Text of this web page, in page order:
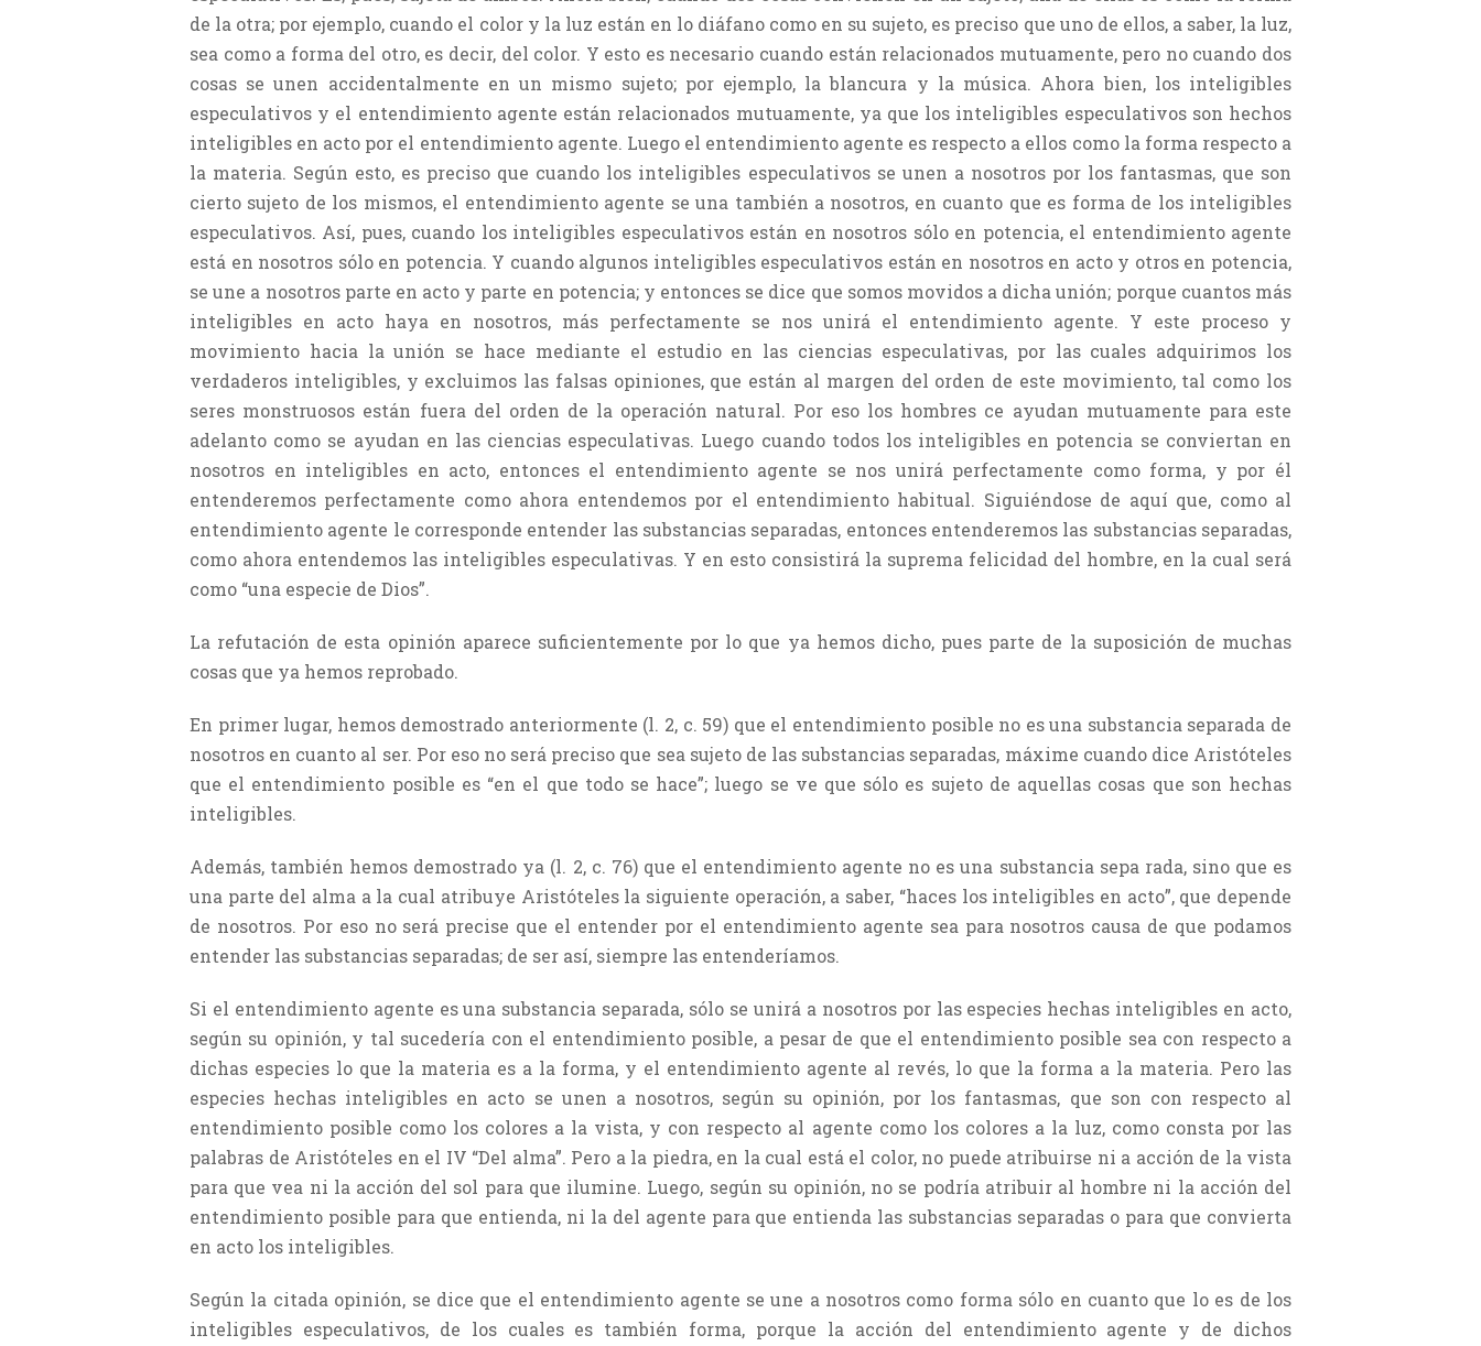
de la otra; por ejemplo, cuando el color y la luz están en lo diáfano como en su sujeto, es preciso que uno de ellos, a saber, la luz,
sea como a forma del otro, es decir, del color. Y esto es necesario cuando están relacionados mutuamente, pero no cuando dos
cosas se unen accidentalmente en un mismo sujeto; por ejemplo, la blancura y la música. Ahora bien, los inteligibles
especulativos y el entendimiento agente están relacionados mutuamente, ya que los inteligibles especulativos son hechos
inteligibles en acto por el entendimiento agente. Luego el entendimiento agente es respecto a ellos como la forma respecto a
la materia. Según esto, es preciso que cuando los inteligibles especulativos se unen a nosotros por los fantasmas, que son
cierto sujeto de los mismos, el entendimiento agente se una también a nosotros, en cuanto que es forma de los inteligibles
especulativos. Así, pues, cuando los inteligibles especulativos están en nosotros sólo en potencia, el entendimiento agente
está en nosotros sólo en potencia. Y cuando algunos inteligibles especulativos están en nosotros en acto y otros en potencia,
se une a nosotros parte en acto y parte en potencia; y entonces se dice que somos movidos a dicha unión; porque cuantos más
inteligibles en acto haya en nosotros, más perfectamente se nos unirá el entendimiento agente. Y este proceso y
movimiento hacia la unión se hace mediante el estudio en las ciencias especulativas, por las cuales adquirimos los
verdaderos inteligibles, y excluimos las falsas opiniones, que están al margen del orden de este movimiento, tal como los
seres monstruosos están fuera del orden de la operación natural. Por eso los hombres ce ayudan mutuamente para este
adelanto como se ayudan en las ciencias especulativas. Luego cuando todos los inteligibles en potencia se conviertan en
nosotros en inteligibles en acto, entonces el entendimiento agente se nos unirá perfectamente como forma, y por él
entenderemos perfectamente como ahora entendemos por el entendimiento habitual. Siguiéndose de aquí que, como al
entendimiento agente le corresponde entender las substancias separadas, entonces entenderemos las substancias separadas,
como ahora entendemos las inteligibles especulativas. Y en esto consistirá la suprema felicidad del hombre, en la cual será
como “una especie de Dios”.
La refutación de esta opinión aparece suficientemente por lo que ya hemos dicho, pues parte de la suposición de muchas
cosas que ya hemos reprobado.
En primer lugar, hemos demostrado anteriormente (l. 2, c. 59) que el entendimiento posible no es una substancia separada de
nosotros en cuanto al ser. Por eso no será preciso que sea sujeto de las substancias separadas, máxime cuando dice Aristóteles
que el entendimiento posible es “en el que todo se hace”; luego se ve que sólo es sujeto de aquellas cosas que son hechas
inteligibles.
Además, también hemos demostrado ya (l. 2, c. 76) que el entendimiento agente no es una substancia sepa rada, sino que es
una parte del alma a la cual atribuye Aristóteles la siguiente operación, a saber, “haces los inteligibles en acto”, que depende
de nosotros. Por eso no será precise que el entender por el entendimiento agente sea para nosotros causa de que podamos
entender las substancias separadas; de ser así, siempre las entenderíamos.
Si el entendimiento agente es una substancia separada, sólo se unirá a nosotros por las especies hechas inteligibles en acto,
según su opinión, y tal sucedería con el entendimiento posible, a pesar de que el entendimiento posible sea con respecto a
dichas especies lo que la materia es a la forma, y el entendimiento agente al revés, lo que la forma a la materia. Pero las
especies hechas inteligibles en acto se unen a nosotros, según su opinión, por los fantasmas, que son con respecto al
entendimiento posible como los colores a la vista, y con respecto al agente como los colores a la luz, como consta por las
palabras de Aristóteles en el IV “Del alma”. Pero a la piedra, en la cual está el color, no puede atribuirse ni a acción de la vista
para que vea ni la acción del sol para que ilumine. Luego, según su opinión, no se podría atribuir al hombre ni la acción del
entendimiento posible para que entienda, ni la del agente para que entienda las substancias separadas o para que convierta
en acto los inteligibles.
Según la citada opinión, se dice que el entendimiento agente se une a nosotros como forma sólo en cuanto que lo es de los
inteligibles especulativos, de los cuales es también forma, porque la acción del entendimiento agente y de dichos